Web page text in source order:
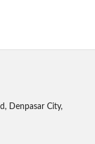
Denpasar City,